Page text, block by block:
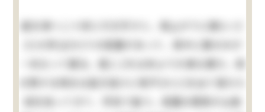
庭を東へ二十歩に行き尽すと、南上がりに聊(いさ
さ)か許(ばか)りの菜園があって、真中に栗の木が
一本立って居る。是(こ)れは命より大事な栗だ。実
の熟する時分は起き抜けに脊戸(せど)を出て落ちた
奴を拾ってきて、学校で食う。菜園の西側が山城